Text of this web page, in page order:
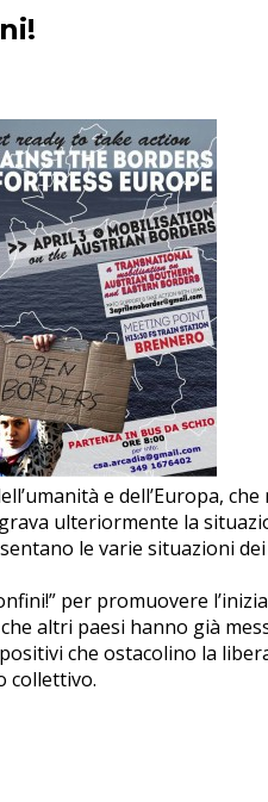
e dell’Europa,
ulteriormente la
le varie situazioni
per promuovere
altri paesi hanno già
che ostacolino la
collettivo.